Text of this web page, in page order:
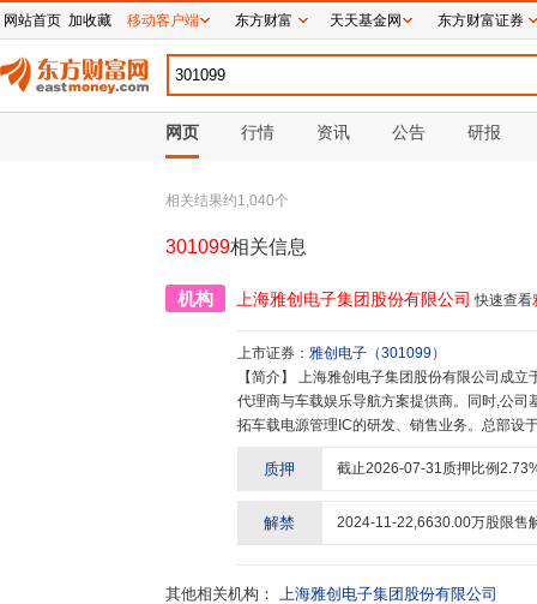
网页 行情 资讯 公告 研报
相关结果约1,040个
301099相关信息
机构 上海雅创电子集团股份有限公司 快速查看
上市证券： 雅创电子 （301099）
【简介】
代理商与车载娱乐导航方案提供商。同时,公
拓车载电源管理IC的研发、销售业务。总部设
为电子行业细分领域具有影响力的合作伙伴!
质押 截止2026-07-31质押比例2.73
解禁 2024-11-22,6630.00万股限售
其他相关机构： 上海雅创电子集团股份有限公司
网站首页 加收藏 移动客户端 东方财富 天天基金网 东方财富证券